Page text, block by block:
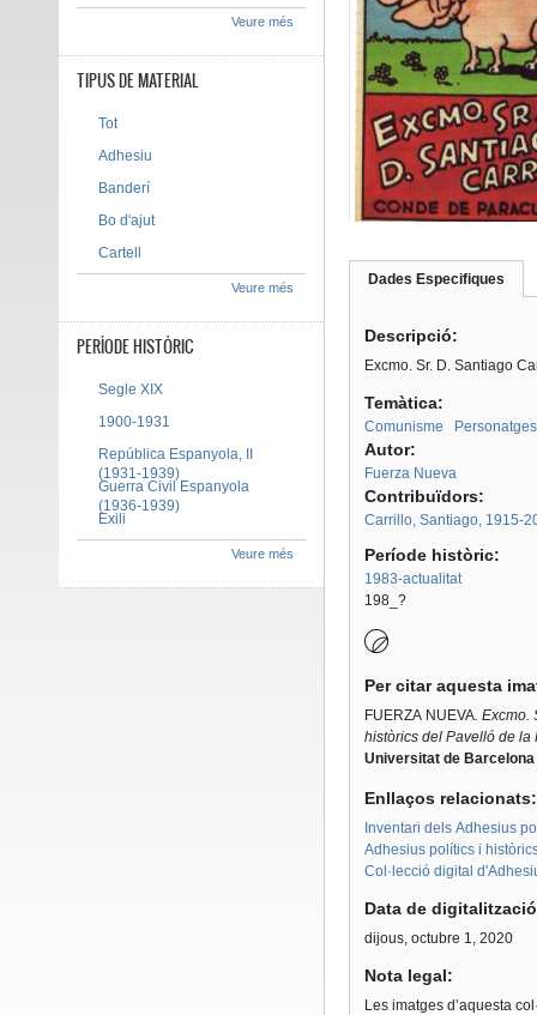
Dades Especifiques
Descripció:
Excmo. Sr. D. Santiago
Temàtica:
Comunisme Personatges
Autor:
Fuerza Nueva
Contribuïdors:
Carrillo, Santiago, 1915-
Període històric:
1983-actualitat
198_?
Per citar aquesta
FUERZA NUEVA. Excmo.
històrics del Pavelló de la
Universitat de Barcelona
Enllaços
Inventari dels Adhesius
Adhesius polítics i
Col·lecció digital
Data de
dijous, octubre 1, 2020
Nota legal:
Les imatges d’aquesta
Veure més
TIPUS DE MATERIAL
Tot
Adhesiu
Banderí
Bo d'ajut
Cartell
Veure més
PERÍODE HISTÒRIC
Segle XIX
1900-1931
República Espanyola, II
(1931-1939)
Guerra Civil Espanyola
(1936-1939)
Exili
Veure més